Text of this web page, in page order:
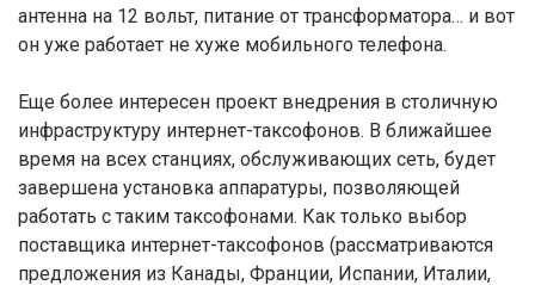
антенна на 12 вольт, питание от трансформатора… и вот
он уже работает не хуже мобильного телефона.
Еще более интересен проект внедрения в столичную
инфраструктуру интернет-таксофонов. В ближайшее
время на всех станциях, обслуживающих сеть, будет
завершена установка аппаратуры, позволяющей
работать с таким таксофонами. Как только выбор
поставщика интернет-таксофонов (рассматриваются
предложения из Канады, Франции, Испании, Италии,